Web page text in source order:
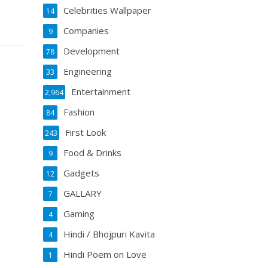
Celebrities Wallpaper
14
Companies
9
Development
78
Engineering
33
Entertainment
2,964
Fashion
84
First Look
243
Food & Drinks
9
Gadgets
12
GALLARY
7
Gaming
4
Hindi / Bhojpuri Kavita
4
Hindi Poem on Love
1